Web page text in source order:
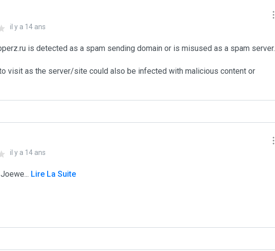
il y a 14 ans
is detected as a spam sending domain or is misused as a spam server.
visit as the server/site could also be infected with malicious content or
il y a 14 ans
... Lire La Suite